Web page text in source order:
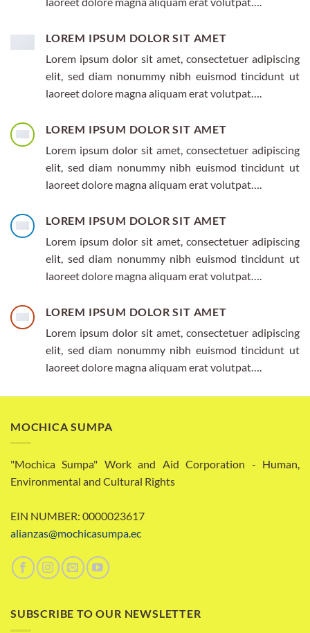
LOREM IPSUM DOLOR SIT AMET
Lorem ipsum dolor sit amet, consectetuer adipiscing
elit, sed diam nonummy nibh euismod tincidunt ut
laoreet dolore magna aliquam erat volutpat….
LOREM IPSUM DOLOR SIT AMET
Lorem ipsum dolor sit amet, consectetuer adipiscing
elit, sed diam nonummy nibh euismod tincidunt ut
laoreet dolore magna aliquam erat volutpat….
LOREM IPSUM DOLOR SIT AMET
Lorem ipsum dolor sit amet, consectetuer adipiscing
elit, sed diam nonummy nibh euismod tincidunt ut
laoreet dolore magna aliquam erat volutpat….
LOREM IPSUM DOLOR SIT AMET
Lorem ipsum dolor sit amet, consectetuer adipiscing
elit, sed diam nonummy nibh euismod tincidunt ut
laoreet dolore magna aliquam erat volutpat….
MOCHICA SUMPA
"Mochica Sumpa" Work and Aid Corporation - Human,
Environmental and Cultural Rights
EIN NUMBER: 0000023617
alianzas@mochicasumpa.ec
SUBSCRIBE TO OUR NEWSLETTER